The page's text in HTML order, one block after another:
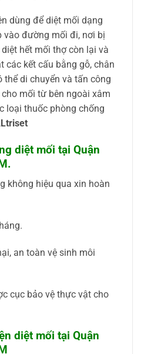
dùng để diệt mối dạng
vào đường mối đi, nơi bị
hết mối thợ còn lại và
các kết cấu bằng gỗ, chân
di chuyển và tấn công
mối từ bên ngoài xâm
loại thuốc phòng chống
diệt mối tại Quận
không hiệu qua xin hoàn
an toàn vệ sinh môi
cục bảo vệ thực vật cho
diệt mối tại Quận